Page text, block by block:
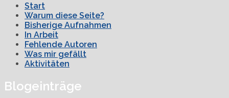
Start
Warum diese Seite?
Bisherige Aufnahmen
In Arbeit
Fehlende Autoren
Was mir gefällt
Aktivitäten
Blogeinträge